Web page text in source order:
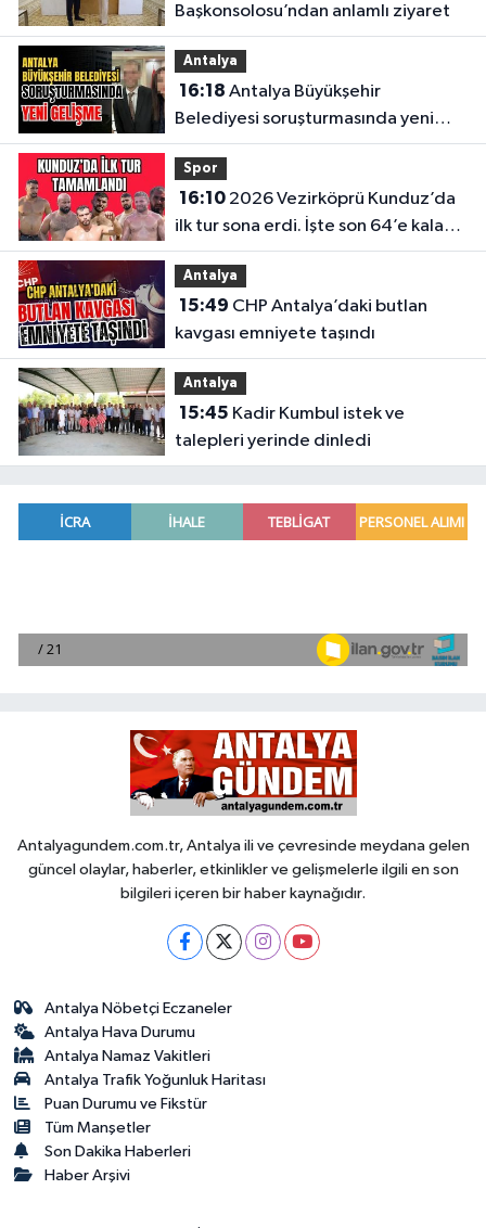
Başkonsolosu’ndan anlamlı ziyaret
Antalya
16:18
Belediyesi soruşturmasında yeni
gelişme
Spor
16:102026 Vezirköprü Kunduz’da
ilk tur sona erdi. İşte son 64’e kalan
başpehlivanlar
Antalya
15:49
kavgası emniyete taşındı
Antalya
15:45
talepleri yerinde dinledi
Antalyagundem.com.tr, Antalya ili ve çevresinde meydana gelen
güncel olaylar, haberler, etkinlikler ve gelişmelerle ilgili en son
bilgileri içeren bir haber kaynağıdır.
Antalya Nöbetçi Eczaneler
Antalya Hava Durumu
Antalya Namaz Vakitleri
Antalya Trafik Yoğunluk Haritası
Puan Durumu ve Fikstür
Tüm Manşetler
Son Dakika Haberleri
Haber Arşivi